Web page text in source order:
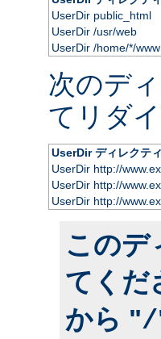
UserDir public_html
UserDir /usr/web
UserDir /home/*/www
次のデ
てリダ
UserDir ディレクテ
UserDir http://
UserDir http://
UserDir http://
このデ
てくだ
から "/